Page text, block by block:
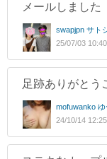
メールしました
swapjpn サト
25/07/03 10:40
足跡ありがとう
mofuwanko ゆ
24/10/14 12:25